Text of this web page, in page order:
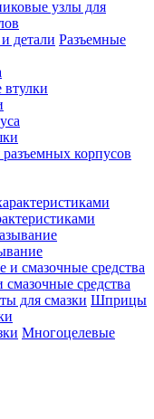
узлы для
Разъемные
втулки
корпусов
средства
Шприцы
Многоцелевые